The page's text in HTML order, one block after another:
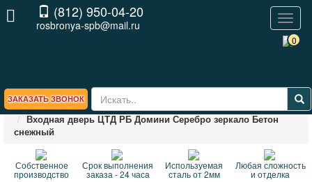
ЗАКАЗАТЬ ЗВОНОК
0
(812) 950-04-20
rosbronya-spb@mail.ru
Главная БРЕНДЫ
Входные двери ЦТД
Входная дверь ЦТД РБ Домини Серебро зеркало Бетон
снежный
Собственное
производство
Срок выполнения
заказа - 24 часа
Используемая
сталь от 2мм
Любая сложность
и отделка